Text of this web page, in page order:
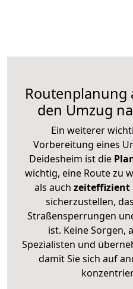
Routenplanung
den Umzug
Ein weiterer
Vorbereitung eines
Deidesheim ist die
wichtig, eine Route zu
als auch zeiteffizient
sicherzustellen,
Straßensperrungen
ist. Keine Sorgen,
Spezialisten und
damit Sie sich auf